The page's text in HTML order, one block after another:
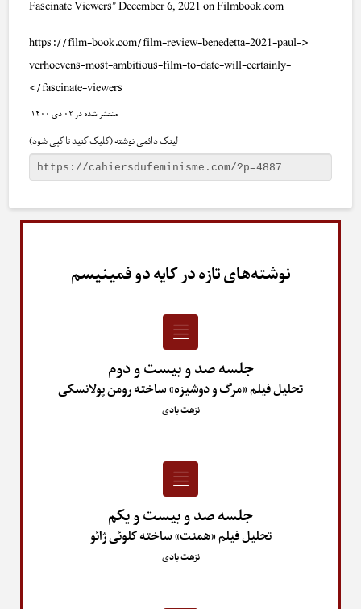
Fascinate Viewers” December 6, 2021 on Filmbook.com
<https://film-book.com/film-review-benedetta-2021-paul-
verhoevens-most-ambitious-film-to-date-will-certainly-
fascinate-viewers/>
۰۲ دی ۱۴۰۰
لینک دائمی نوشته (کلیک کنید تا کپی شود)
نوشته‌های تازه در کایه دو فمینیسم
جلسه صد و بیست و دوم
تحلیل فیلم «مرگ و دوشیزه» ساخته رومن پولانسکی
نزهت بادی
جلسه صد و بیست و یکم
تحلیل فیلم «همنت» ساخته کلوئی ژائو
نزهت بادی